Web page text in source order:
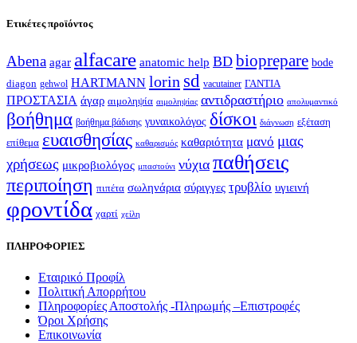
Ετικέτες προϊόντος
Abena agar alfacare anatomic help BD bioprepare bode
diagon gehwol HARTMANN lorin sd vacutainer ΓΑΝΤΙΑ
ΠΡΟΣΤΑΣΙΑ άγαρ αιμοληψία αιμοληψίας αντιδραστήριο απολυμαντικό
βοήθημα βοήθημα βάδισης γυναικολόγος δίσκοι διάγνωση εξέταση
επίθεμα ευαισθησίας καθαρισμός καθαριότητα μανό μιας
χρήσεως μικροβιολόγος μπαστούνι νύχια παθήσεις
περιποίηση πιπέτα σωληνάρια σύριγγες τρυβλίο υγιεινή
φροντίδα χαρτί χείλη
ΠΛΗΡΟΦΟΡΙΕΣ
Εταιρικό Προφίλ
Πολιτική Απορρήτου
Πληροφορίες Αποστολής -Πληρωμής –Επιστροφές
Όροι Χρήσης
Επικοινωνία